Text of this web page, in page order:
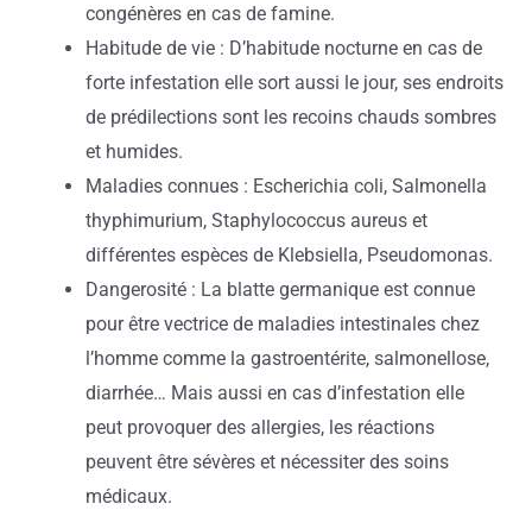
congénères en cas de famine.
Habitude de vie : D’habitude nocturne en cas de
forte infestation elle sort aussi le jour, ses endroits
de prédilections sont les recoins chauds sombres
et humides.
Maladies connues : Escherichia coli, Salmonella
thyphimurium, Staphylococcus aureus et
différentes espèces de Klebsiella, Pseudomonas.
Dangerosité : La blatte germanique est connue
pour être vectrice de maladies intestinales chez
l’homme comme la gastroentérite, salmonellose,
diarrhée… Mais aussi en cas d’infestation elle
peut provoquer des allergies, les réactions
peuvent être sévères et nécessiter des soins
médicaux.